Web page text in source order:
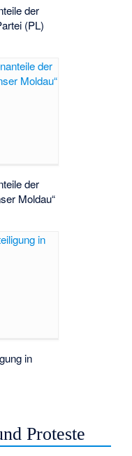
der
(PL)
der
Moldau“
in
Proteste